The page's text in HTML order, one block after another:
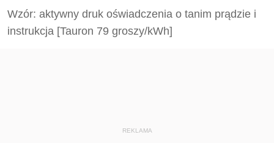
Wzór: aktywny druk oświadczenia o tanim prądzie i
instrukcja [Tauron 79 groszy/kWh]
REKLAMA